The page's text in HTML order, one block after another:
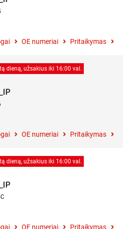
OE numeriai Pritaikymas
dieną, užsakius iki 16:00 val.
OE numeriai Pritaikymas
dieną, užsakius iki 16:00 val.
OE numeriai Pritaikymas